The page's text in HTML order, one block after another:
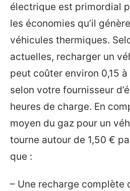
électrique est primordial
les économies qu’il
véhicules thermiques.
actuelles, recharger un
peut coûter environ 0,15
selon votre fournisseur
heures de charge. En
moyen du gaz pour un
tourne autour de 1,50 €
que :
– Une recharge complète